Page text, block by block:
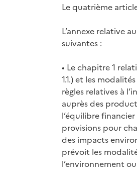
Le quatrième
L’annexe relative
suivantes :
• Le chapitre 1
1.1.) et les
règles relatives à
auprès des
l’équilibre
provisions pour
des impacts
prévoit les
l’environnement